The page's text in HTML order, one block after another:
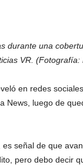
durante una
VR. (Fotografía:
en redes
News, luego de
es señal de que
pero debo decir